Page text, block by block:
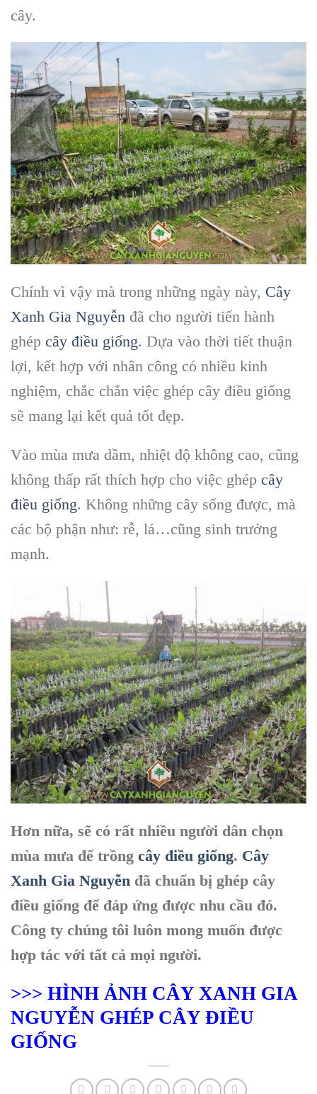
cây.
Chính vì vậy mà trong những ngày này, Cây
Xanh Gia Nguyễn đã cho người tiến hành
ghép cây điều giống. Dựa vào thời tiết thuận
lợi, kết hợp với nhân công có nhiều kinh
nghiệm, chắc chắn việc ghép cây điều giống
sẽ mang lại kết quả tốt đẹp.
Vào mùa mưa dầm, nhiệt độ không cao, cũng
không thấp rất thích hợp cho việc ghép cây
điều giống. Không những cây sống được, mà
các bộ phận như: rễ, lá…cũng sinh trưởng
mạnh.
Hơn nữa, sẽ có rất nhiều người dân chọn
mùa mưa để trồng cây điều giống. Cây
Xanh Gia Nguyễn đã chuẩn bị ghép cây
điều giống để đáp ứng được nhu cầu đó.
Công ty chúng tôi luôn mong muốn được
hợp tác với tất cả mọi người.
>>> HÌNH ẢNH CÂY XANH GIA
NGUYỄN GHÉP CÂY ĐIỀU
GIỐNG